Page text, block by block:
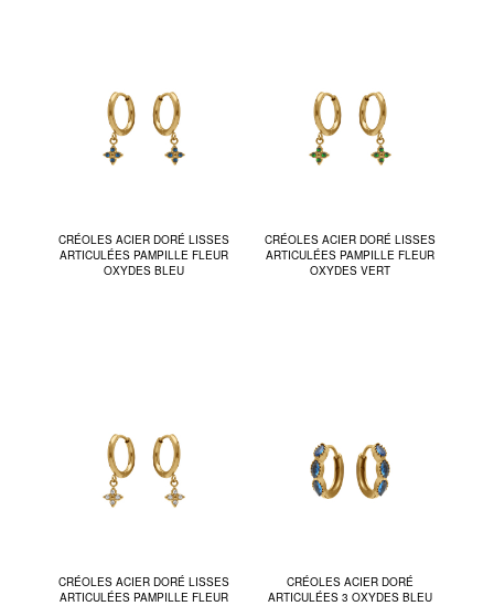
CRÉOLES ACIER DORÉ LISSES
ARTICULÉES PAMPILLE FLEUR
OXYDES BLEU
CRÉOLES ACIER DORÉ LISSES
ARTICULÉES PAMPILLE FLEUR
OXYDES VERT
CRÉOLES ACIER DORÉ LISSES
ARTICULÉES PAMPILLE FLEUR
CRÉOLES ACIER DORÉ
ARTICULÉES 3 OXYDES BLEU